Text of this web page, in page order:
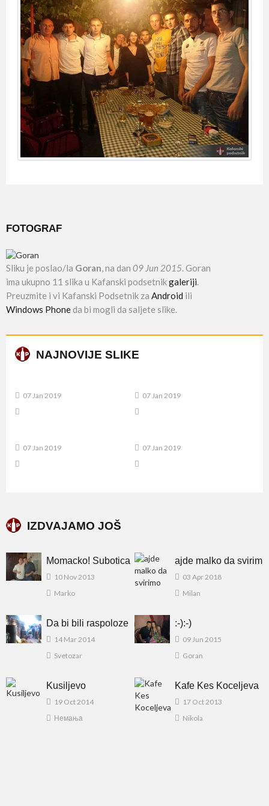
FOTOGRAF
Sliku je poslao/la Goran, na dan 09 Jun 2015. Goran
ima ukupno 11 slika u Kafanski podsetnikgaleriji.
Preuzmite i vi Kafanski Podsetnik za Android ili
Windows Phoneda bi mogli da saljete slike.
NAJNOVIJE SLIKE
07 Jan 2019 07 Jan 2019
07 Jan 2019 07 Jan 2019
IZDVAJAMO JOŠ
Momacko! Subotica
10 Nov 2013
Marko
ajde malko da svirim
03 Apr 2018
Milan
Da bi bili raspoloze
14 Mar 2014
Svetozar
:-):-)
09 Jun 2015
Goran
Kusiljevo
19 Oct 2014
Немања
Kafe Kes Koceljeva
17 Oct 2013
Nikola